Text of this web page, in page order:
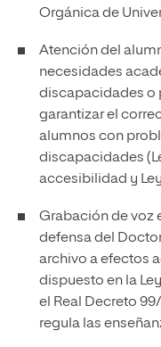
Orgánica de
Atención del
necesidades
discapacidades o
garantizar el
alumnos con
discapacidades
accesibilidad y
Grabación de voz
defensa del
archivo a efectos
dispuesto en la
el Real Decreto
regula las